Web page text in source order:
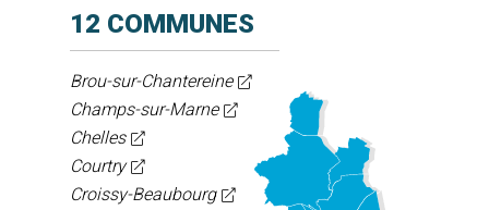
12 COMMUNES
Brou-sur-Chantereine
Champs-sur-Marne
Chelles
Courtry
Croissy-Beaubourg